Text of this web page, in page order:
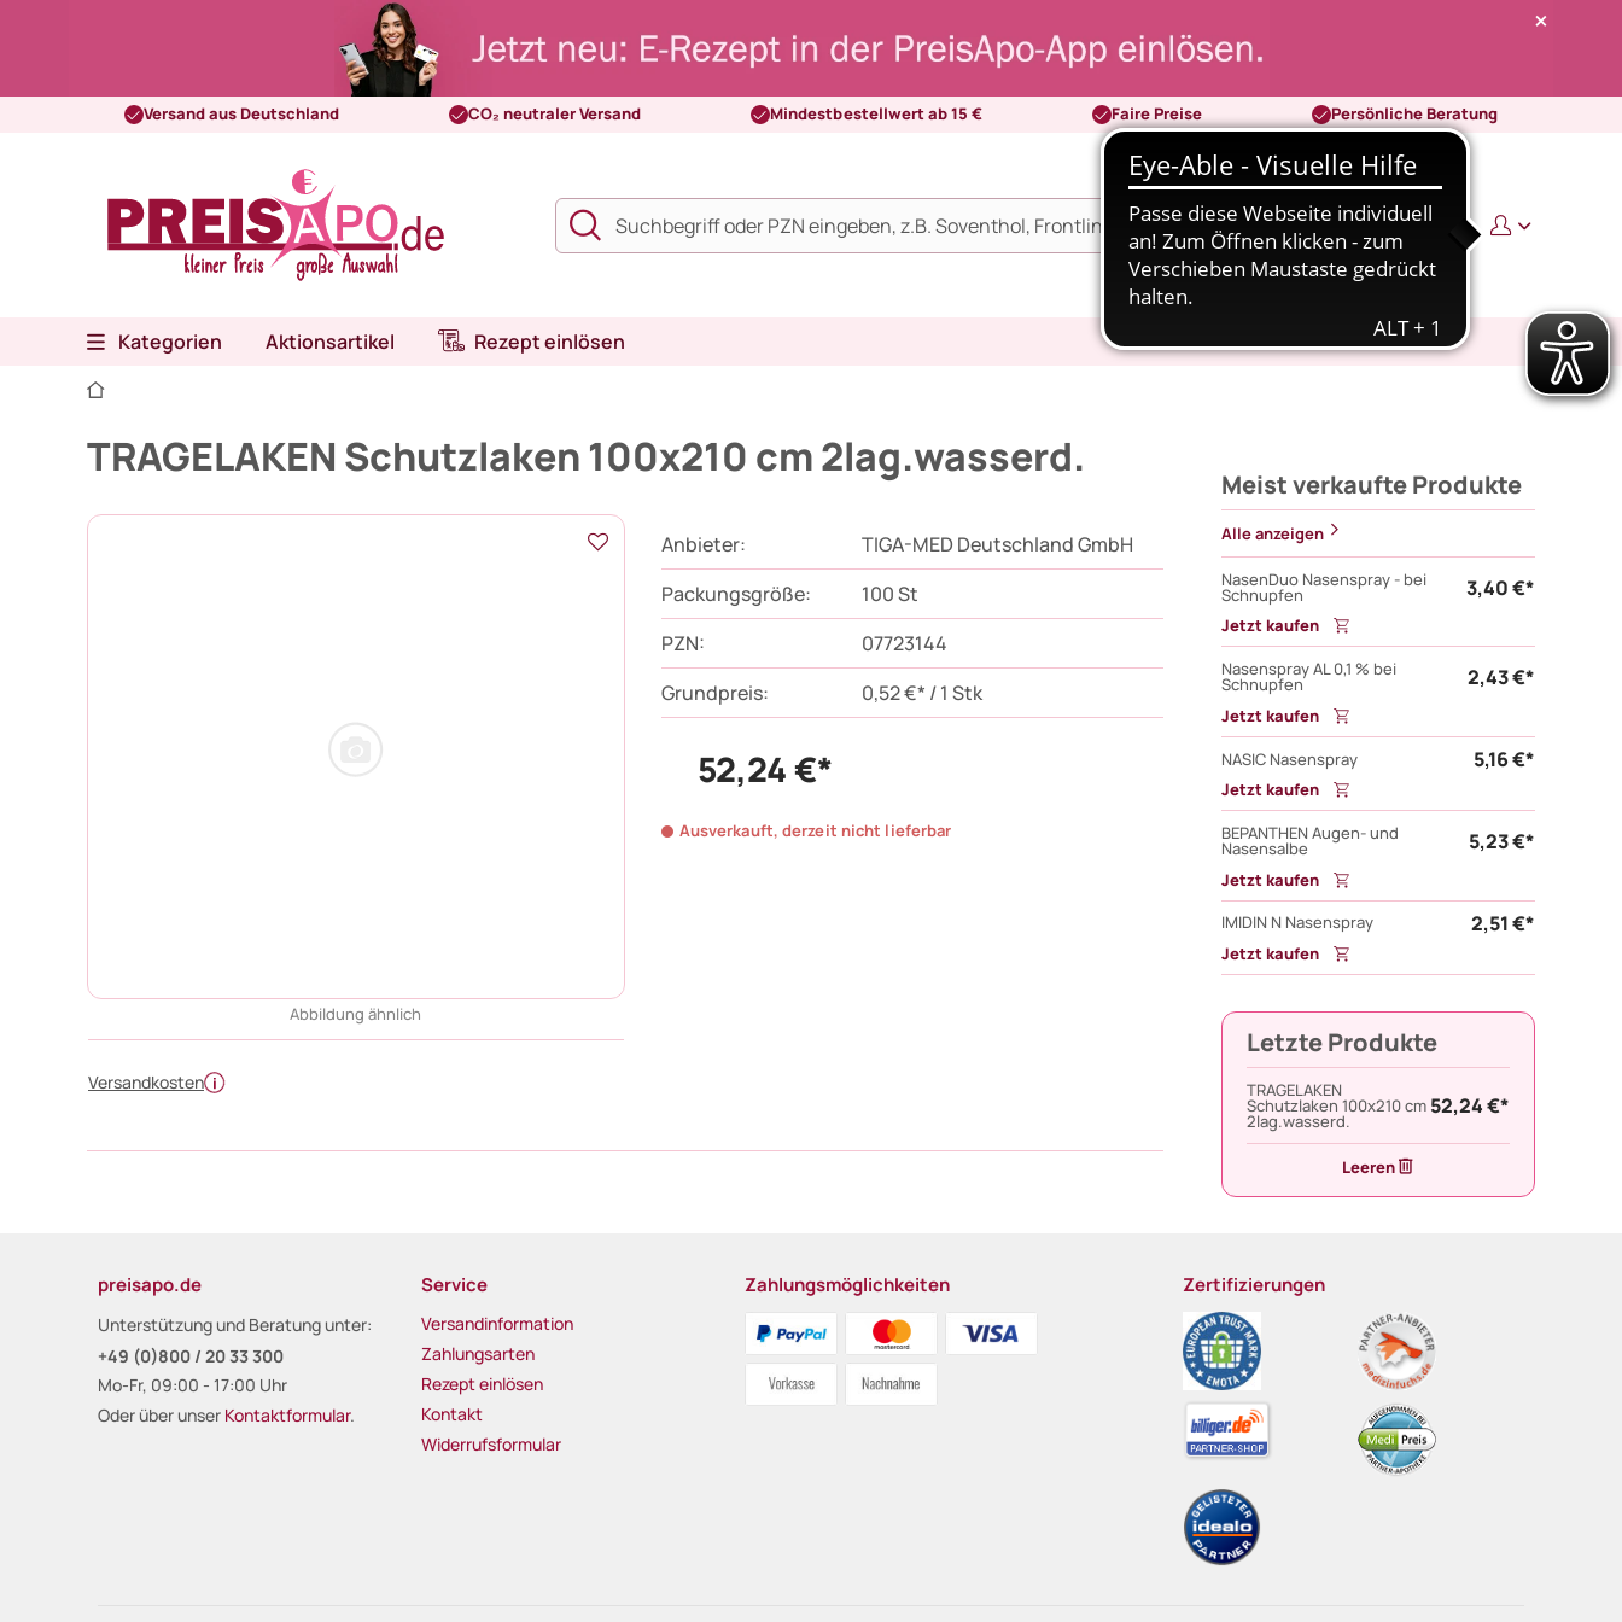
Versand aus Deutschland CO₂ neutraler Versand Mindestbestellwert ab 15 € Faire Preise Persönliche Beratung
0 0,00 €
Kategorien Aktionsartikel Rezept einlösen
TRAGELAKEN Schutzlaken 100x210 cm 2lag.wasserd.
Abbildung ähnlich
Versandkosten
Anbieter:
TIGA-MED Deutschland GmbH
Packungsgröße:
100St
PZN:
07723144
Grundpreis:
0,52 €* / 1 Stk
52,24 €*
Ausverkauft, derzeit nicht lieferbar
Meist verkaufte Produkte
Alle anzeigen
NasenDuo Nasenspray - bei
Schnupfen 3,40 €*
Jetzt kaufen
Nasenspray AL 0,1 % bei
Schnupfen 2,43 €*
Jetzt kaufen
NASIC Nasenspray
5,16 €*
Jetzt kaufen
BEPANTHEN Augen- und
Nasensalbe 5,23 €*
Jetzt kaufen
IMIDIN N Nasenspray
2,51 €*
Jetzt kaufen
Letzte Produkte
TRAGELAKEN
Schutzlaken 100x210 cm
2lag.wasserd.
52,24 €*
Leeren
preisapo.de
Unterstützung und Beratung unter:
+49 (0)800 / 20 33 300
Mo-Fr, 09:00 - 17:00 Uhr
Oder über unser Kontaktformular.
Service
Versandinformation
Zahlungsarten
Rezept einlösen
Kontakt
Widerrufsformular
Zahlungsmöglichkeiten Zertifizierungen